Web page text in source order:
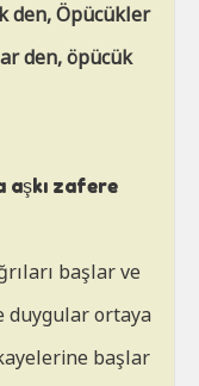
den, Öpücükler
den, öpücük
aşkı zafere
başlar ve
duygular ortaya
başlar